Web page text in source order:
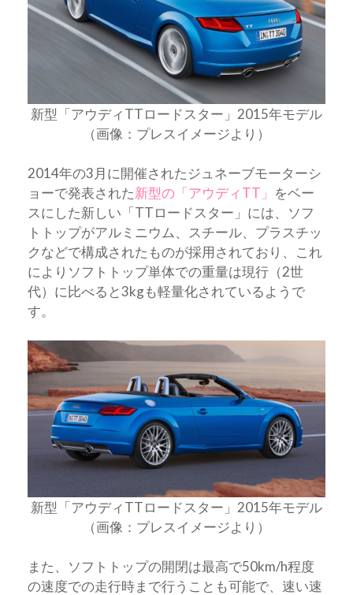
新型「アウディTTロードスター」2015年モデル
（画像：プレスイメージより）
2014年の3月に開催されたジュネーブモーターシ
ョーで発表された新型の「アウディTT」 をベー
スにした新しい「TTロードスター」には、ソフ
トトップがアルミニウム、スチール、プラスチッ
クなどで構成されたものが採用されており、これ
によりソフトトップ単体での重量は現行（2世
代）に比べると3kgも軽量化されているようで
す。
新型「アウディTTロードスター」2015年モデル
（画像：プレスイメージより）
また、ソフトトップの開閉は最高で50km/h程度
の速度での走行時まで行うことも可能で、速い速